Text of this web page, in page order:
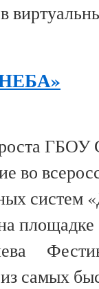
в
во
систем
площадке
самых